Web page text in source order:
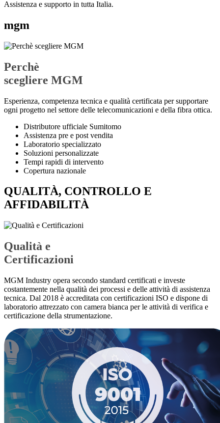
Assistenza e supporto in tutta Italia.
mgm
Perchè
scegliere MGM
Esperienza, competenza tecnica e qualità certificata per supportare
ogni progetto nel settore delle telecomunicazioni e della fibra ottica.
Distributore ufficiale Sumitomo
Assistenza pre e post vendita
Laboratorio specializzato
Soluzioni personalizzate
Tempi rapidi di intervento
Copertura nazionale
QUALITÀ, CONTROLLO E
AFFIDABILITÀ
Qualità e
Certificazioni
MGM Industry opera secondo standard certificati e investe
costantemente nella qualità dei processi e delle attività di assistenza
tecnica. Dal 2018 è accreditata con certificazioni ISO e dispone di
laboratorio attrezzato con camera bianca per le attività di verifica e
certificazione della strumentazione.